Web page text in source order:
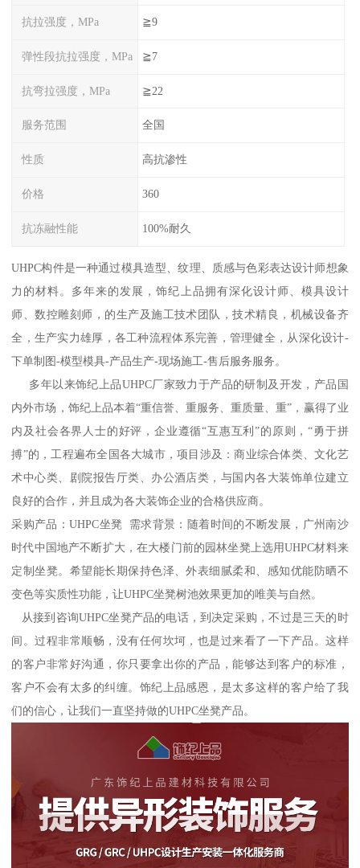
抗拉强度，MPa ≧9
弹性段抗拉强度，MPa ≧7
抗弯拉强度，MPa ≧22
服务范围 全国
性质 高抗渗性
价格 360
抗冻融性能 100%耐久
UHPC构件是一种通过模具造型、纹理、质感与色彩表达设计师想象
力的材料。多年来的发展，饰纪上品拥有深化设计师、模具设计
师、数控雕刻师，的生产及施工技术团队，技术精良，机械设备齐
全，生产实力雄厚，各工种流程体系完善，管理健全，从深化设计-
下单制图-模型模具-产品生产-现场施工-售后服务服务。
多年以来饰纪上品UHPC厂家致力于产品的研制及开发，产品国
内外市场，饰纪上品本着“重信誉、重服务、重质量、重”，赢得了业
内及社会各界人士的好评，企业遵循“互惠互利”的原则，“勇于拼
搏”的，工程遍布全国各大城市，项目涉及：商业综合体类、文化艺
术中心类、剧院报告厅类、办公酒店类，与国内各大装饰单位建立
良好的合作，并且成为各大装饰企业的合格供应商。
采购产品：UHPC坐凳 需求背景：随着时间的不断发展，广州南沙
时代中国地产不断扩大，在大楼门前的园林坐凳上选用UHPC材料来
定制坐凳。希望能长期保持色泽、外表细腻柔和、感知优能防晒不
变色等实质性功能，让UHPC坐凳树池效果更加的唯美与自然。
从接到咨询UHPC坐凳产品的电话，到决定采购，不过是三天的时
间。过程非常顺畅，没有任何坎坷，也是过来看了一下产品。这样
的客户非常好沟通，你只要拿出你的产品，能够达到客户的标准，
客户不会有太多的纠缠。饰纪上品感恩，是太多这样的客户给了我
们的信心，让我们一直坚持做的UHPC坐凳产品。